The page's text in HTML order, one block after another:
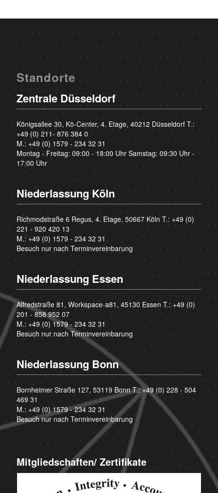
Standorte
Zentrale Düsseldorf
Königsallee 30, Kö-Center, 4. Etage, 40212 Düsseldorf T.:
+49 (0) 211- 876 384 0
M.: +49 (0) 1579 - 234 32 31
Montag - Freitag: 09:00 - 18:00 Uhr Samstag: 09:30 Uhr -
17:00 Uhr
Niederlassung Köln
Richmodstraße 6 Regus, 4. Etage, 50667 Köln T.: +49 (0)
221 - 920 420 13
M.: +49 (0) 1579 - 234 32 31
Besuch nur nach Terminvereinbarung
Niederlassung Essen
Alfredstraße 81, Workspace-a81, 45130 Essen T.: +49 (0)
201 - 858 952 07
M.: +49 (0) 1579 - 234 32 31
Besuch nur nach Terminvereinbarung
Niederlassung Bonn
Bornheimer Straße 127, 53119 Bonn T.:+49 (0) 228 - 504
469 31
M.: +49 (0) 1579 - 234 32 31
Besuch nur nach Terminvereinbarung
Mitgliedschaften/ Zertifikate